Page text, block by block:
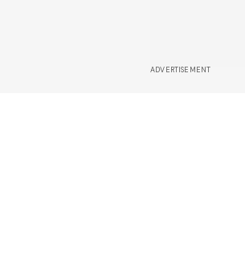
ADVERTISEMENT